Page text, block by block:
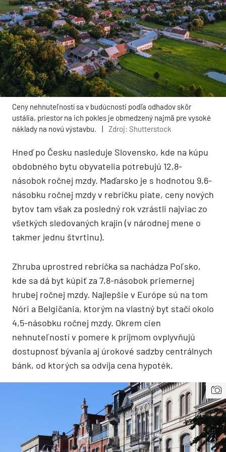
Ceny nehnuteľností sa v budúcnosti podľa odhadov skôr
ustália, priestor na ich pokles je obmedzený najmä pre vysoké
náklady na novú výstavbu.
| Zdroj: Shutterstock
Hneď po Česku nasleduje Slovensko, kde na kúpu
obdobného bytu obyvatelia potrebujú 12,8-
násobok ročnej mzdy. Maďarsko je s hodnotou 9,6-
násobku ročnej mzdy v rebríčku piate, ceny nových
bytov tam však za posledný rok vzrástli najviac zo
všetkých sledovaných krajín (v národnej mene o
takmer jednu štvrtinu).
Zhruba uprostred rebríčka sa nachádza Poľsko,
kde sa dá byt kúpiť za 7,8-násobok priemernej
hrubej ročnej mzdy. Najlepšie v Európe sú na tom
Nóri a Belgičania, ktorým na vlastný byt stačí okolo
4,5-násobku ročnej mzdy. Okrem cien
nehnuteľností v pomere k príjmom ovplyvňujú
dostupnosť bývania aj úrokové sadzby centrálnych
bánk, od ktorých sa odvíja cena hypoték.